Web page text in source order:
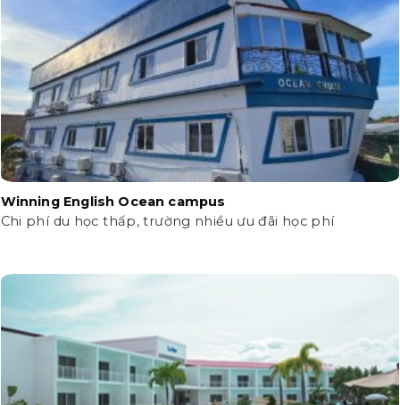
Winning English Ocean campus
Chi phí du học thấp, trường nhiều ưu đãi học phí